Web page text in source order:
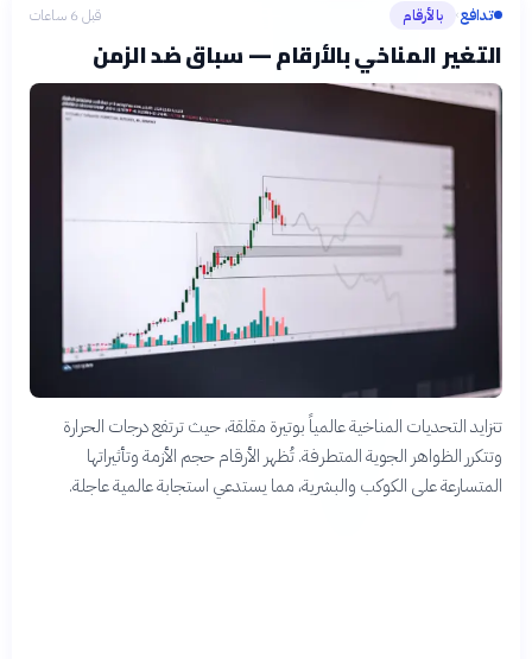
تدافع› بالأرقام قبل 6 ساعات
التغير المناخي بالأرقام — سباق ضد الزمن
تتزايد التحديات المناخية عالمياً بوتيرة مقلقة، حيث ترتفع درجات الحرارة
وتتكرر الظواهر الجوية المتطرفة. تُظهر الأرقام حجم الأزمة وتأثيراتها
المتسارعة على الكوكب والبشرية، مما يستدعي استجابة عالمية عاجلة.